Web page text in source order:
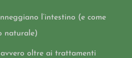
l’intestino (e come
naturale)
oltre ai trattamenti